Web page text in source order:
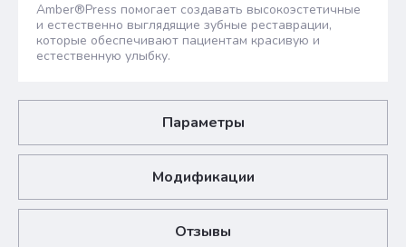
Amber®Press помогает создавать высокоэстетичные
и естественно выглядящие зубные реставрации,
которые обеспечивают пациентам красивую и
естественную улыбку.
Параметры
Модификации
Отзывы